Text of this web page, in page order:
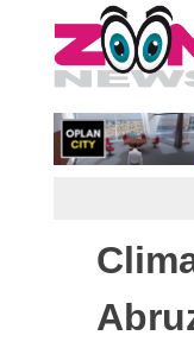
to
content